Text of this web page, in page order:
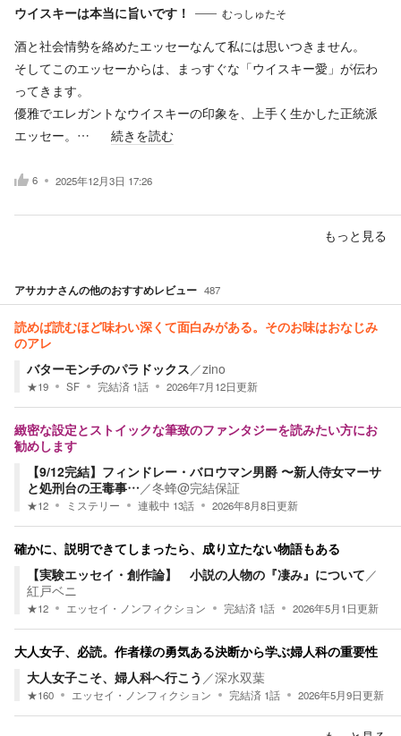
ウイスキーは本当に旨いです！
むっしゅたそ
酒と社会情勢を絡めたエッセーなんて私には思いつきません。
そしてこのエッセーからは、まっすぐな「ウイスキー愛」が伝わ
ってきます。
優雅でエレガントなウイスキーの印象を、上手く生かした正統派
エッセー。…
続きを読む
6 2025年12月3日 17:26
もっと見る
アサカナさんの他のおすすめレビュー 487
読めば読むほど味わい深くて面白みがある。そのお味はおなじみ
のアレ
バターモンチのパラドックス ／zino
★19 SF 完結済 1話 2026年7月12日更新
緻密な設定とストイックな筆致のファンタジーを読みたい方にお
勧めします
【9/12完結】フィンドレー・バロウマン男爵 〜新人侍女マーサ
と処刑台の王毒事… ／冬蜂@完結保証
★12 ミステリー 連載中 13話 2026年8月8日更新
確かに、説明できてしまったら、成り立たない物語もある
【実験エッセイ・創作論】 小説の人物の『凄み』について ／
紅戸ベニ
★12 エッセイ・ノンフィクション 完結済 1話 2026年5月1日更新
大人女子、必読。作者様の勇気ある決断から学ぶ婦人科の重要性
大人女子こそ、婦人科へ行こう ／深水双葉
★160 エッセイ・ノンフィクション 完結済 1話 2026年5月9日更新